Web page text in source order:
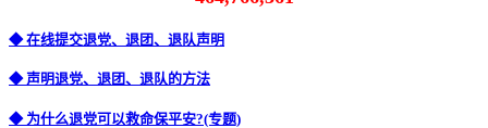
◆ 在线提交退党、退团、退队声明
◆ 声明退党、退团、退队的方法
◆ 为什么退党可以救命保平安?(专题)